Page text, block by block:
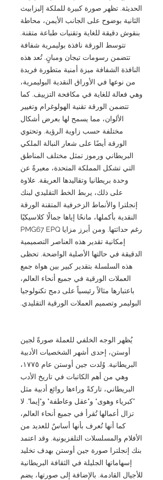
الحديثة. تظهر صورة كبيرة للملكة إليزابيث
الثانية بوضوح على الجانب الأيمن، محاطة
بنقوش دقيقة للغاية وتقنيات طباعة متقنة.
تتوسط الورقة نافذة بوليمرية شفافة
تتضمن رسومات تيجان ومبانٍ. تُعد هذه
النافذة الشفافة ميزة أمنية متطورة فريدة
من نوعها في الأوراق النقدية البوليمرية،
وهي فعالة للغاية في مكافحة التزييف. كما
تتضمن الورقة تقنية الهولوغرام وتغيير
الألوان، مما يسمح لها بعرض أشكال
مختلفة حسب زاوية الرؤية. وتحتوي
الورقة أيضًا على شعار النبالة الملكي
البريطاني ورموز تمثل مختلف المناطق
التي تشكل المملكة المتحدة، معبرةً عن
وحدة بريطانيا وتقاليدها العريقة. علاوة
على ذلك، يربط الخط التقليدي لبنك
إنجلترا والأنماط الزخرفية المتقنة الورقة
النقدية بأكملها، مانحًا إياها جمالًا كلاسيكيًا
رغم حداثتها. ومن أبرز مزايا PMG67 EPQ
إمكانية تقدير هذه العناصر التصميمية
الدقيقة في حالتها الأصلية الواضحة. تحظى
هذه السلسلة بتقدير كبير بين هواة جمع
العملات الورقية في جميع أنحاء العالم،
باعتبارها مثالاً رئيسياً على دمج تكنولوجيا
البوليمر وتصميم العملات الورقية التقليدي.
يُظهر الوجه الخلفي للعملة صورةً لجين
أوستن، إحدى أشهر الشخصيات الأدبية
البريطانية. وُلدت جين أوستن عام ١٧٧٥،
وهي من أهم الكاتبات في تاريخ الأدب
البريطاني، تاركةً وراءها روائع أدبية مثل
"كبرياء وهوى" و"عقل وعاطفة" و"إيما". لا
تزال أعمالها تُقرأ في جميع أنحاء العالم،
كما أنها تُعرف بأنها أساسٌ للعديد من
الأفلام والمسلسلات التلفزيونية. وقد اعتمد
بنك إنجلترا صورة جين أوستن بهدف تخليد
إسهاماتها الجليلة في الثقافة البريطانية
للأجيال القادمة. بالإضافة إلى صورتها، يضم